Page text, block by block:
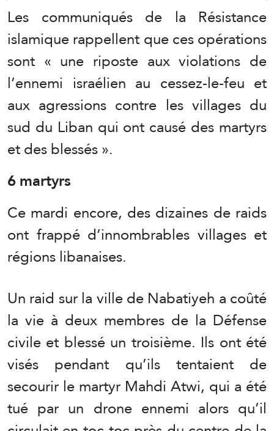
Les communiqués de la Résistance
islamique rappellent que ces opérations
sont « une riposte aux violations de
l’ennemi israélien au cessez-le-feu et
aux agressions contre les villages du
sud du Liban qui ont causé des martyrs
et des blessés ».
6 martyrs
Ce mardi encore, des dizaines de raids
ont frappé d’innombrables villages et
régions libanaises.
Un raid sur la ville de Nabatiyeh a coûté
la vie à deux membres de la Défense
civile et blessé un troisième. Ils ont été
visés pendant qu’ils tentaient de
secourir le martyr Mahdi Atwi, qui a été
tué par un drone ennemi alors qu’il